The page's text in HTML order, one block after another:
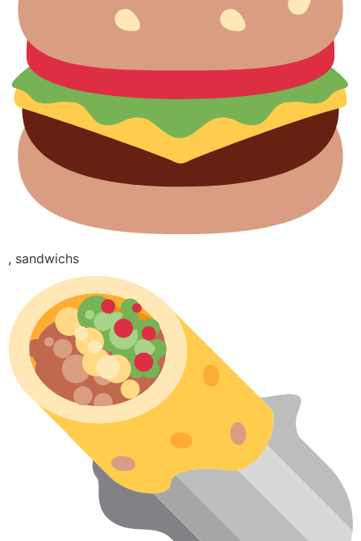
, sandwichs